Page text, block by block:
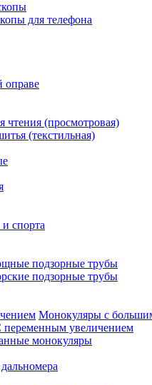
для телефона
оправе
чтения (просмотровая)
(текстильная)
спорта
подзорные трубы
подзорные трубы
Монокуляры с
переменным увеличением
монокуляры